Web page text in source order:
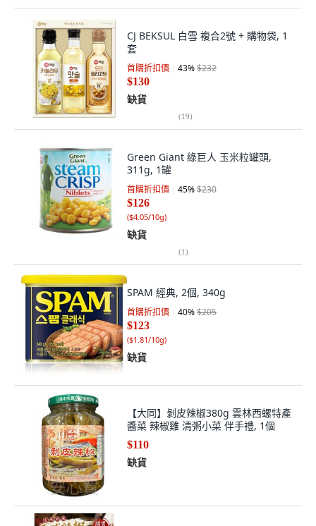
CJ BEKSUL 白雪 複合2號 + 購物袋, 1
套
首購折扣價 43%$232
$130
缺貨
(19)
Green Giant 綠巨人 玉米粒罐頭,
311g, 1罐
首購折扣價 45%$230
$126
($4.05/10g)
缺貨
(1)
SPAM 經典, 2個, 340g
首購折扣價 40%$205
$123
($1.81/10g)
缺貨
【大同】剝皮辣椒380g 雲林西螺特產
醬菜 辣椒雞 清粥小菜 伴手禮, 1個
$110
缺貨